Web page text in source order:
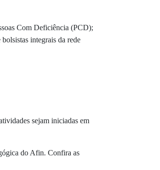
Com Deficiência (PCD);
integrais da rede
sejam iniciadas em
do Afin. Confira as